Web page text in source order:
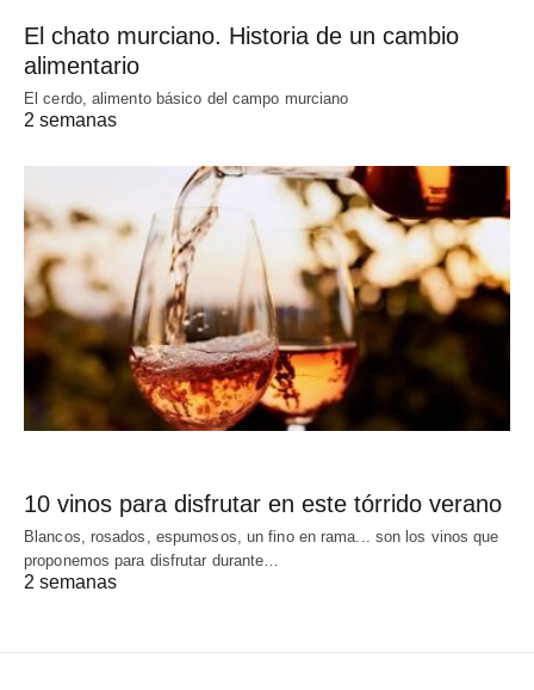
El chato murciano. Historia de un cambio
alimentario
El cerdo, alimento básico del campo murciano
2 semanas
10 vinos para disfrutar en este tórrido verano
Blancos, rosados, espumosos, un fino en rama... son los vinos que
proponemos para disfrutar durante…
2 semanas